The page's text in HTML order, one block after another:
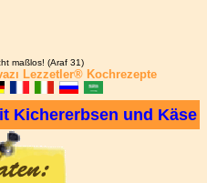
maßlos! (Araf 31)
Lezzetler® Kochrezepte
Kichererbsen und Käse